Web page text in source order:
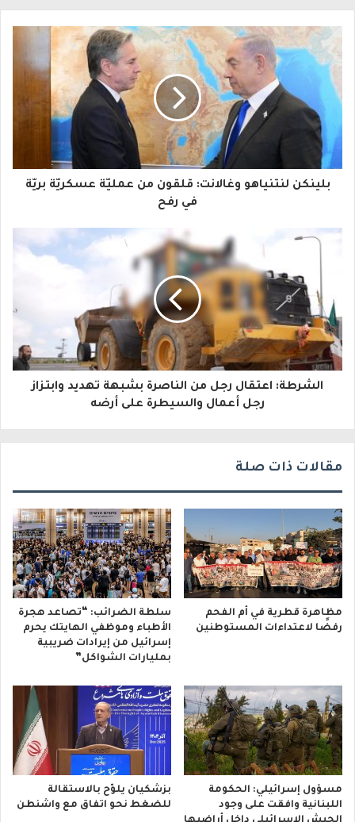
ر
ك
ا
إ
ر
و
بلينكن لنتنياهو وغالانت: قلقون من عمليّة عسكريّة بريّة
في رفح
الشرطة: اعتقال رجل من الناصرة بشبهة تهديد وابتزاز
رجل أعمال والسيطرة على أرضه
مقالات ذات صلة
مظاهرة قطرية في أم الفحم
رفضًا لاعتداءات المستوطنين
سلطة الضرائب: “تصاعد هجرة
الأطباء وموظفي الهايتك يحرم
إسرائيل من إيرادات ضريبية
بمليارات الشواكل”
مسؤول إسرائيلي: الحكومة
اللبنانية وافقت على وجود
بزشكيان يلوّح بالاستقالة
للضغط نحو اتفاق مع واشنطن